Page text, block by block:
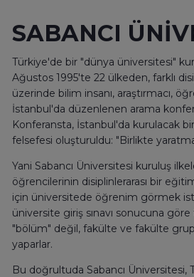
SABANCI
Türkiye'de bir "dünya üniversitesi"
Ağustos 1995'te 22 ülkeden, farklı
üzerinde bilim insanı, araştırmacı,
İstanbul'da düzenlenen arama
Konferansta, İstanbul'da kurulacak
felsefesi oluşturuldu: "Birlikte
Yani Sabancı Üniversitesi kuruluş
öğrencilerinin disiplinlerarası bir
için üniversitede öğrenim görmek
üniversite giriş sınavı sonucuna
"bölüm" değil, fakülte ve fakülte
yaparlar.
Bu doğrultuda Sabancı Üniversitesi,